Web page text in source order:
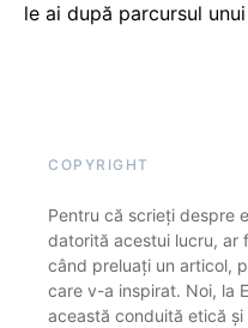
le ai după parcursul
COPYRIGHT
Pentru că scrieți despre
datorită acestui lucru, ar
când preluați un articol,
care v-a inspirat. Noi, la
această conduită etică